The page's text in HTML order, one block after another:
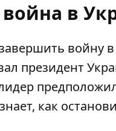
в
войну в
президент
как